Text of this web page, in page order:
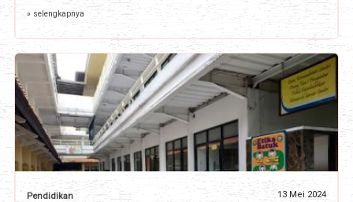
» selengkapnya
Pendidikan 13 Mei 2024